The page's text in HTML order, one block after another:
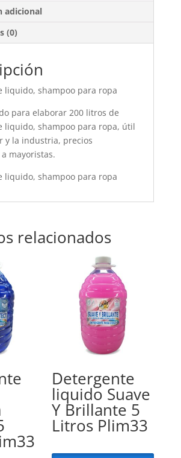
adicional
(0)
liquido, shampoo para ropa
para elaborar 200 litros de
liquido, shampoo para ropa, útil
y la industria, precios
mayoristas.
liquido, shampoo para ropa
relacionados
Detergente
liquido Suave
Y Brillante 5
Litros Plim33